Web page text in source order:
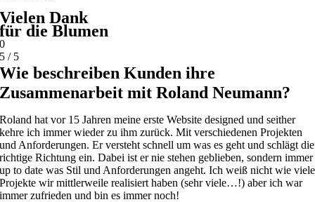
Vielen Dank
für die Blumen
0
5 / 5
Wie beschreiben Kunden ihre
Zusammenarbeit mit Roland Neumann?
Roland hat vor 15 Jahren meine erste Website designed und seither
kehre ich immer wieder zu ihm zurück. Mit verschiedenen Projekten
und Anforderungen. Er versteht schnell um was es geht und schlägt die
richtige Richtung ein. Dabei ist er nie stehen geblieben, sondern immer
up to date was Stil und Anforderungen angeht. Ich weiß nicht wie viele
Projekte wir mittlerweile realisiert haben (sehr viele…!) aber ich war
immer zufrieden und bin es immer noch!